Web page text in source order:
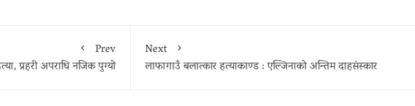
Prev
प्रहरी अपराधि नजिक पुग्यो
Next
लाफागाउँ बलात्कार हत्याकाण्ड : एल्जिनाको अन्तिम दाहसंस्कार